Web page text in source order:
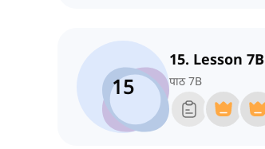
15
15. Lesson 7B
पाठ 7B